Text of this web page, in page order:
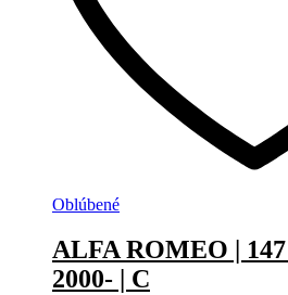
Oblúbené
ALFA ROMEO | 147
2000- | C